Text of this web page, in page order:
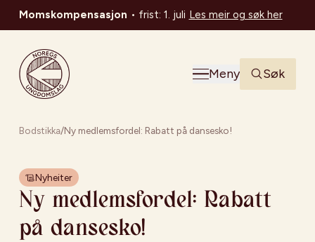
Momskompensasjon • frist: 1. juli Les meir og søk her
Noregs Ungdomslag
Meny
Søk
Bodstikka/Ny medlemsfordel: Rabatt på dansesko!
Nyheiter
Ny medlemsfordel: Rabatt
på dansesko!